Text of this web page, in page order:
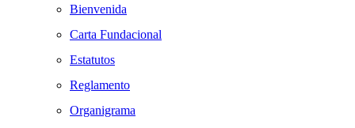
Bienvenida
Carta Fundacional
Estatutos
Reglamento
Organigrama